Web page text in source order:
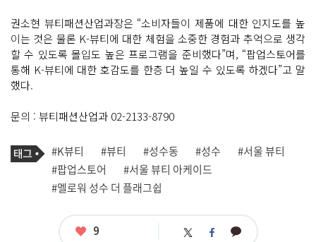
권소현 뷰티패션산업과장은 “소비자들이 제품에 대한 인지도를 높
이는 것은 물론 K-뷰티에 대한 체험을 소중한 경험과 추억으로 생각
할 수 있도록 몰입도 높은 프로그램을 준비했다”며, “팝업스토어를
통해 K-뷰티에 대한 호감도를 한층 더 높일 수 있도록 하겠다”고 말
했다.
문의 : 뷰티패션산업과 02-2133-8790
기
사
관
련
태
태
그
#K뷰티 #뷰티 #성수동 #성수
#서울 뷰티
#팝업스토어
#서울 뷰티 아케이드
#멜로워 성수 더 플래그쉽
좋
9 트 페 카